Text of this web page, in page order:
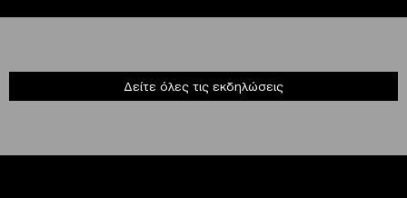
Δείτε όλες τις εκδηλώσεις